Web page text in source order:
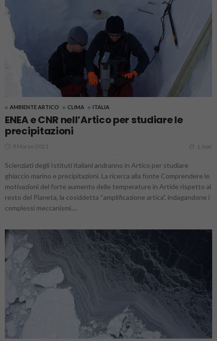
AMBIENTE ARTICO CLIMA ITALIA
ENEA e CNR nell’Artico per studiare le
precipitazioni
9 Marzo 2021 1.96K
Scienziati degli Istituti italiani andranno in Artico per studiare
ghiaccio marino e precipitazioni. La ricerca alla fonte Comprendere le
motivazioni del forte aumento delle temperature in Artide rispetto al
resto del Pianeta, la cosiddetta “amplificazione artica”, indagandone i
complessi meccanismi....